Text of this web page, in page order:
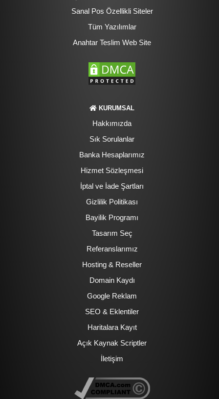
Sanal Pos Özellikli Siteler
Tüm Yazılımlar
Anahtar Teslim Web Site
KURUMSAL
Hakkımızda
Sık Sorulanlar
Banka Hesaplarımız
Hizmet Sözleşmesi
İptal ve İade Şartları
Gizlilik Politikası
Bayilik Programı
Tasarım Seç
Referanslarımız
Hosting & Reseller
Domain Kaydı
Google Reklam
SEO & Eklentiler
Haritalara Kayıt
Açık Kaynak Scriptler
İletişim